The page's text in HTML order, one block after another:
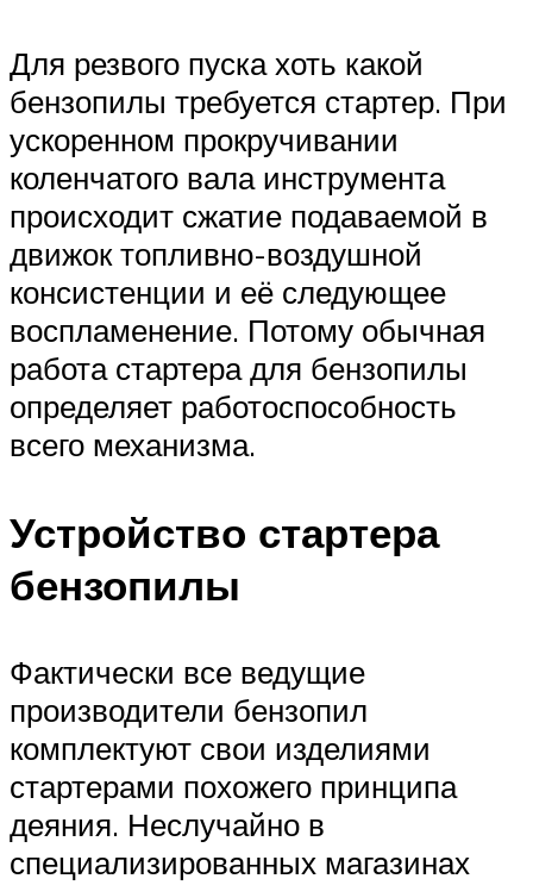
Для резвого пуска хоть какой
бензопилы требуется стартер. При
ускоренном прокручивании
коленчатого вала инструмента
происходит сжатие подаваемой в
движок топливно-воздушной
консистенции и её следующее
воспламенение. Потому обычная
работа стартера для бензопилы
определяет работоспособность
всего механизма.
Устройство стартера
бензопилы
Фактически все ведущие
производители бензопил
комплектуют свои изделиями
стартерами похожего принципа
деяния. Неслучайно в
специализированных магазинах